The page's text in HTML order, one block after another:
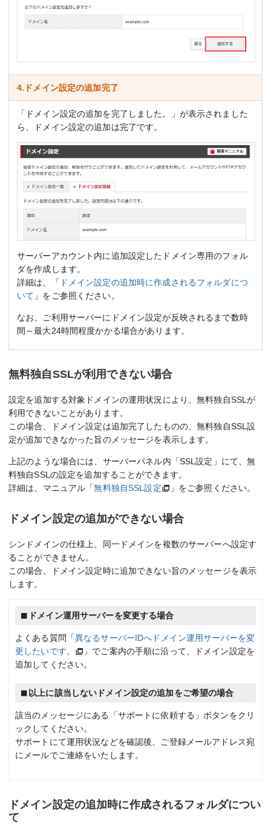
4.ドメイン設定の追加完了
「ドメイン設定の追加を完了しました。」が表示されました
ら、ドメイン設定の追加は完了です。
サーバーアカウント内に追加設定したドメイン専用のフォル
ダを作成します。
詳細は、「 ドメイン設定の追加時に作成されるフォルダにつ
いて 」をご参照ください。
なお、ご利用サーバーにドメイン設定が反映されるまで数時
間～最大24時間程度かかる場合があります。
無料独自SSLが利用できない場合
設定を追加する対象ドメインの運用状況により、無料独自SSLが
利用できないことがあります。
この場合、ドメイン設定は追加完了したものの、無料独自SSL設
定が追加できなかった旨のメッセージを表示します。
上記のような場合には、サーバーパネル内「SSL設定」にて、無
料独自SSLの設定を追加することができます。
詳細は、マニュアル「無料独自SSL設定 」をご参照ください。
ドメイン設定の追加ができない場合
シンドメインの仕様上、同一ドメインを複数のサーバーへ設定す
ることができません。
この場合、ドメイン設定時に追加できない旨のメッセージを表示
します。
ドメイン運用サーバーを変更する場合
よくある質問「異なるサーバーIDへドメイン運用サーバーを変
更したいです。
」でご案内の手順に沿って、ドメイン設定を
追加してください。
以上に該当しないドメイン設定の追加をご希望の場合
該当のメッセージにある「サポートに依頼する」ボタンをクリ
ックしてください。
サポートにて運用状況などを確認後、ご登録メールアドレス宛
にメールでご連絡をいたします。
ドメイン設定の追加時に作成されるフォルダについ
て